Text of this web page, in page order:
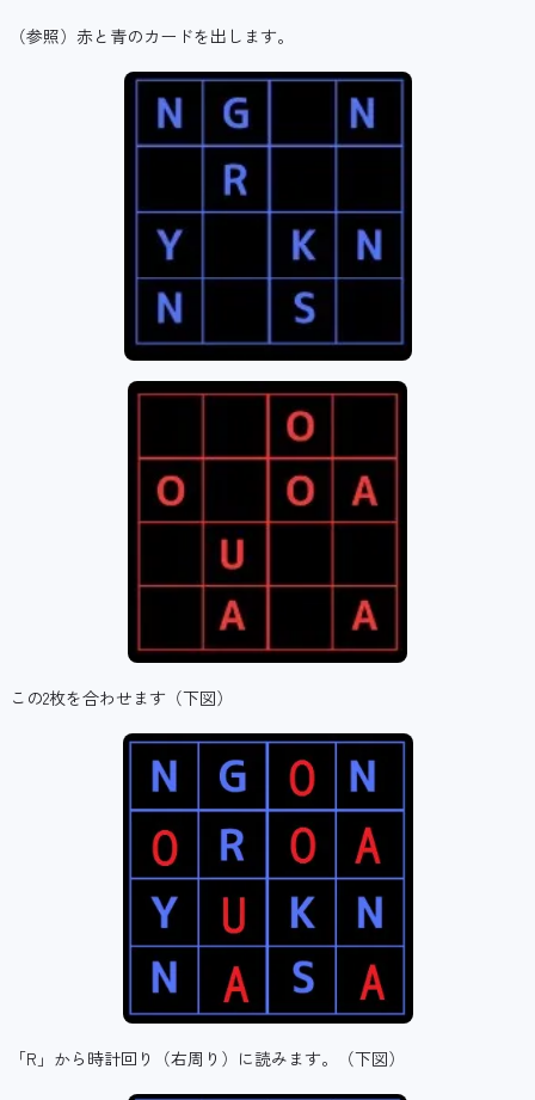
（参照）赤と青のカードを出します。
この2枚を合わせます（下図）
「R」から時計回り（右周り）に読みます。（下図）